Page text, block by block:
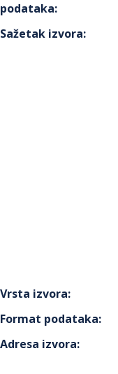
podataka:
Sažetak izvora:
Vrsta izvora:
Format podataka:
Adresa izvora: